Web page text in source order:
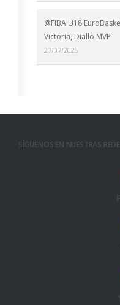
@FIBA U18
Victoria, Diallo MVP
27/07/2026
SÍGUENOS EN NUESTRAS